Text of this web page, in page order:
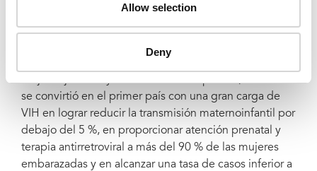
Allow selection
Deny
económico para mujeres jóvenes y altos niveles de
cobertura de tratamiento y supresión viral para
poblaciones previamente no alcanzadas, han reducido
se convirtió en el primer país con una gran carga de
VIH en lograr reducir la transmisión maternoinfantil por
debajo del 5 %, en proporcionar atención prenatal y
terapia antirretroviral a más del 90 % de las mujeres
embarazadas y en alcanzar una tasa de casos inferior a